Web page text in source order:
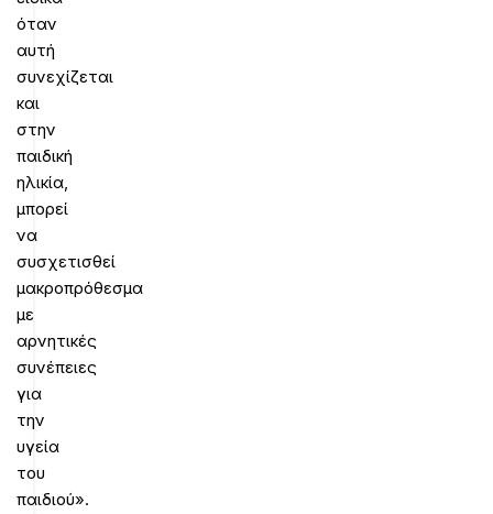
όταν
αυτή
συνεχίζεται
και
στην
παιδική
ηλικία,
μπορεί
να
συσχετισθεί
μακροπρόθεσμα
με
αρνητικές
συνέπειες
για
την
υγεία
του
παιδιού».